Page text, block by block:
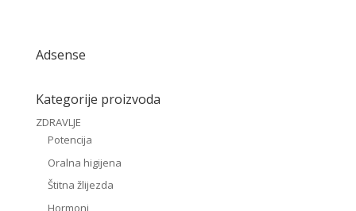
Adsense
Kategorije proizvoda
ZDRAVLJE
Potencija
Oralna higijena
Štitna žlijezda
Hormoni